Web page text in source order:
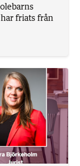
friats från